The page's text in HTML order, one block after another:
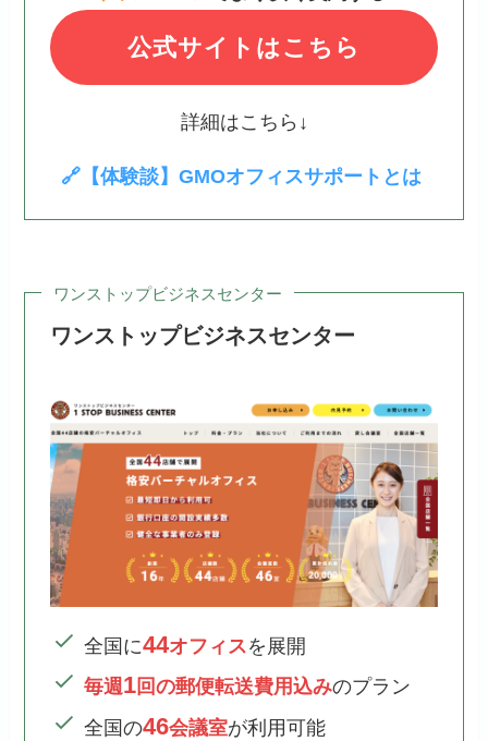
公式サイトはこちら
詳細はこちら↓
🔗【体験談】GMOオフィスサポートとは
ワンストップビジネスセンター
ワンストップビジネスセンター
全国に44オフィス を展開
毎週1回の郵便転送費用込みのプラン
全国の46会議室が利用可能